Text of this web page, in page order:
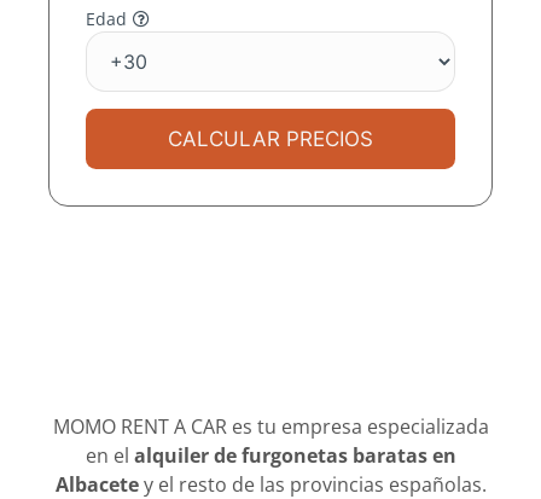
En MOMO RENT A CAR nos
ocupamos de buscar el mejor precio
Edad
CALCULAR PRECIOS
MOMO RENT A CAR es tu empresa especializada
en el alquiler de furgonetas baratas en
Albacetey el resto de las provincias españolas.